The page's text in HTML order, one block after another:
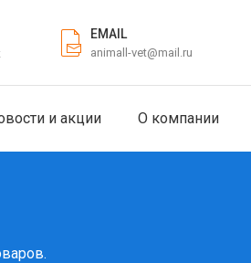
EMAIL
animall-vet@mail.ru
и акции О компании